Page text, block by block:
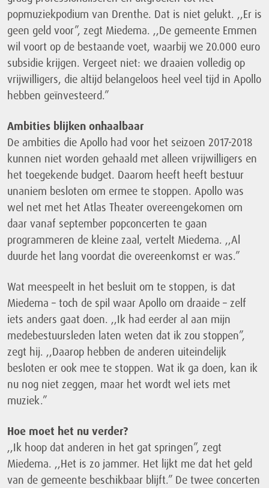
popmuziekpodium van Drenthe. Dat is niet gelukt. ,,Er is
geen geld voor”, zegt Miedema. ,,De gemeente Emmen
wil voort op de bestaande voet, waarbij we 20.000 euro
subsidie krijgen. Vergeet niet: we draaien volledig op
vrijwilligers, die altijd belangeloos heel veel tijd in Apollo
hebben geïnvesteerd.”
Ambities blijken onhaalbaar
De ambities die Apollo had voor het seizoen 2017-2018
kunnen niet worden gehaald met alleen vrijwilligers en
het toegekende budget. Daarom heeft heeft bestuur
unaniem besloten om ermee te stoppen. Apollo was
wel net met het Atlas Theater overeengekomen om
daar vanaf september popconcerten te gaan
programmeren de kleine zaal, vertelt Miedema. ,,Al
duurde het lang voordat die overeenkomst er was.”
Wat meespeelt in het besluit om te stoppen, is dat
Miedema – toch de spil waar Apollo om draaide – zelf
iets anders gaat doen. ,,Ik had eerder al aan mijn
medebestuursleden laten weten dat ik zou stoppen”,
zegt hij. ,,Daarop hebben de anderen uiteindelijk
besloten er ook mee te stoppen. Wat ik ga doen, kan ik
nu nog niet zeggen, maar het wordt wel iets met
muziek.”
Hoe moet het nu verder?
,,Ik hoop dat anderen in het gat springen”, zegt
Miedema. ,,Het is zo jammer. Het lijkt me dat het geld
van de gemeente beschikbaar blijft.” De twee concerten